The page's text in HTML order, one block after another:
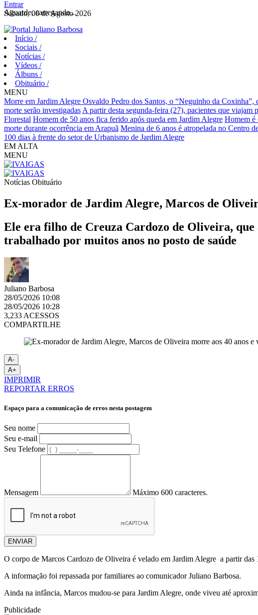
Aguarde, carregando...
Entrar
Sábado, 08 de Agosto 2026
Início /
Sociais /
Notícias /
Vídeos /
Álbuns /
Obituário /
MENU
Morre em Jardim Alegre Osvaldo Pedro dos Santos, o “Neguinho da
morte serão investigadas A partir desta segunda-feira (27), pacientes que viajam
Florestal Homem de 50 anos fica ferido após queda em Jardim Alegre Homem é
morte durante ocorrência em Arapuã Menina de 6 anos é atropelada no Centro
100 dias à frente do setor de Urbanismo de Jardim Alegre
EM ALTA
MENU
Notícias Obituário
Ex-morador de Jardim Alegre, Marcos de
Ele era filho de Creuza Cardozo de Oliveira,
trabalhado por muitos anos no posto de saúde
Juliano Barbosa
28/05/2026 10:08
28/05/2026 10:28
3,233 ACESSOS
COMPARTILHE
A-
A+
IMPRIMIR
REPORTAR ERROS
Espaço para a comunicação de erros nesta postagem
Seu nome
Seu e-mail
Seu Telefone
Mensagem Máximo 600 caracteres.
ENVIAR
O corpo de Marcos Cardozo de Oliveira é velado em Jardim Alegre a partir
A informação foi repassada por familiares ao comunicador Juliano Barbosa.
Ainda na infância, Marcos mudou-se para Jardim Alegre, onde viveu até
Publicidade